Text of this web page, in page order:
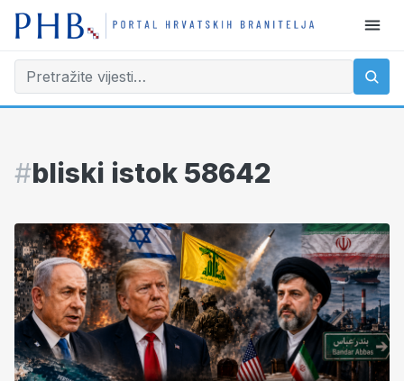
#bliski istok 58642